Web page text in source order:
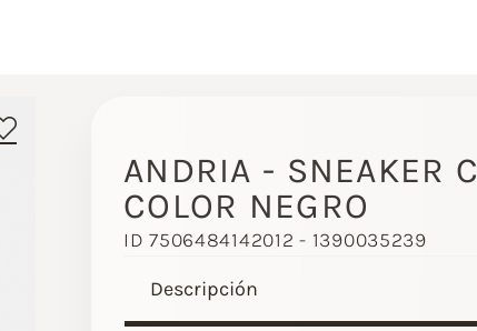
ANDRIA - SNEAKER
COLOR NEGRO
ID 7506484142012 - 1390035239
Descripción